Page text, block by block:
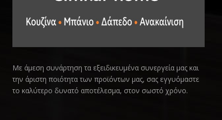
Με άμεση συνάρτηση τα εξειδικευμένα συνεργεία μας και
την άριστη ποιότητα των προϊόντων μας, σας εγγυόμαστε
το καλύτερο δυνατό αποτέλεσμα, στον σωστό χρόνο.